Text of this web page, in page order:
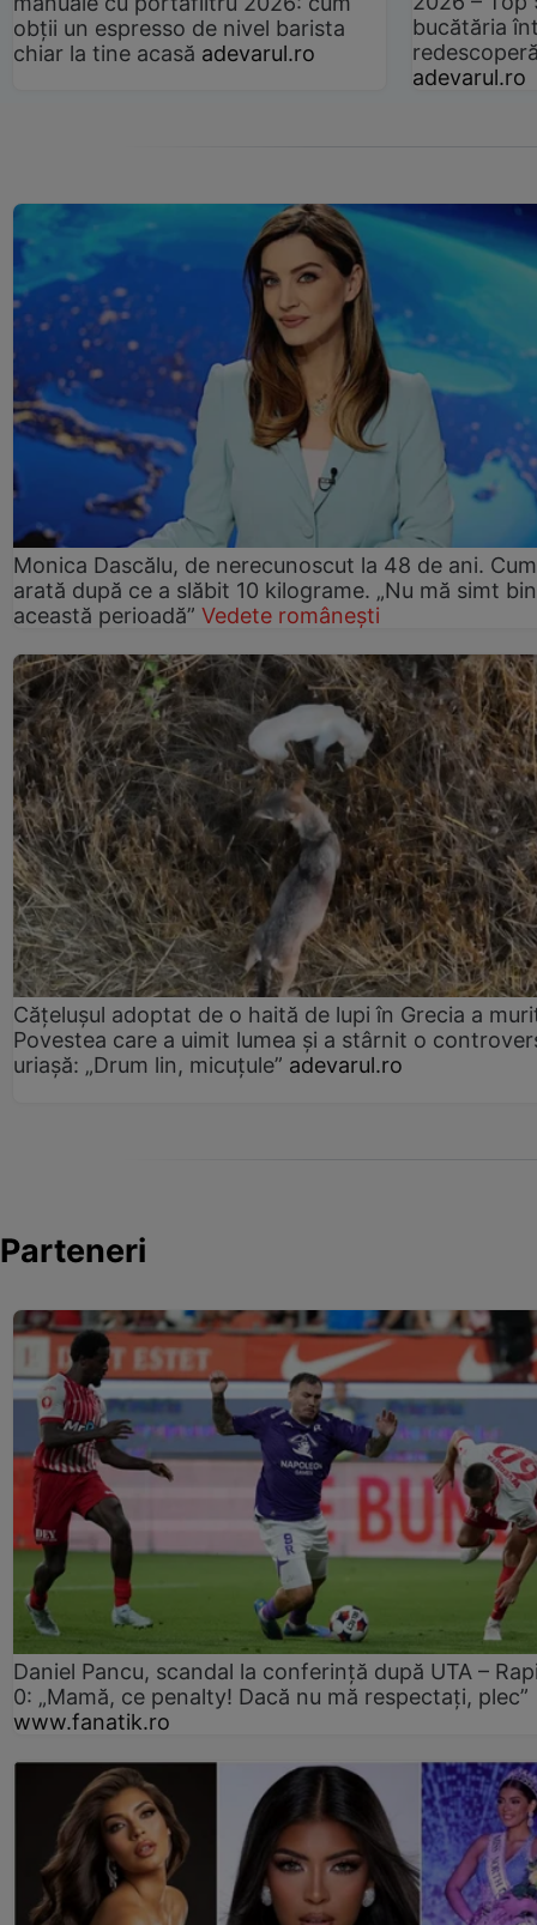
obții un espresso de nivel barista
chiar la tine acasă adevarul.ro
bucătăria
adevarul.ro
Monica Dascălu, de nerecunoscut la 48 de ani. Cum
arată după ce a slăbit 10 kilograme. „Nu mă simt
această perioadă” Vedete românești
Cățelușul adoptat de o haită de lupi în Grecia a
Povestea care a uimit lumea și a stârnit o
uriașă: „Drum lin, micuțule” adevarul.ro
Parteneri
Daniel Pancu, scandal la conferință după UTA –
0: „Mamă, ce penalty! Dacă nu mă respectați, plec”
www.fanatik.ro